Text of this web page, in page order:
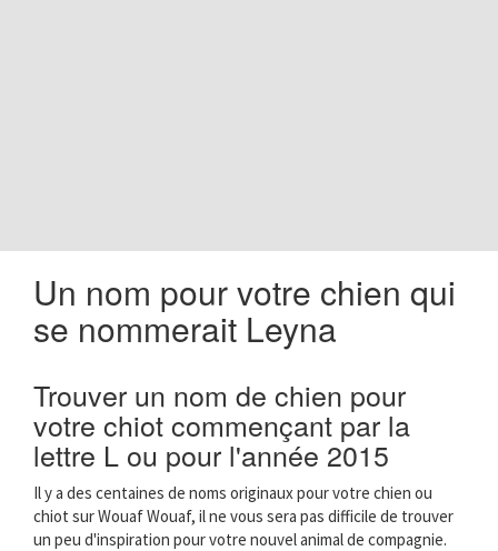
Un nom pour votre chien qui
se nommerait Leyna
Trouver un nom de chien pour
votre chiot commençant par la
lettre L ou pour l'année 2015
Il y a des centaines de noms originaux pour votre chien ou
chiot sur Wouaf Wouaf, il ne vous sera pas difficile de trouver
un peu d'inspiration pour votre nouvel animal de compagnie.